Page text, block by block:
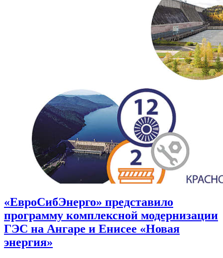
«ЕвроСибЭнерго» представило
программу комплексной модернизации
ГЭС на Ангаре и Енисее «Новая
энергия»